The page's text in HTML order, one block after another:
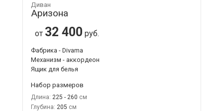
Диван
Аризона
от 32 400 руб.
Фабрика - Divama
Механизм - аккордеон
Ящик для белья
Набор размеров
Длина: 225 - 260
Глубина: 205